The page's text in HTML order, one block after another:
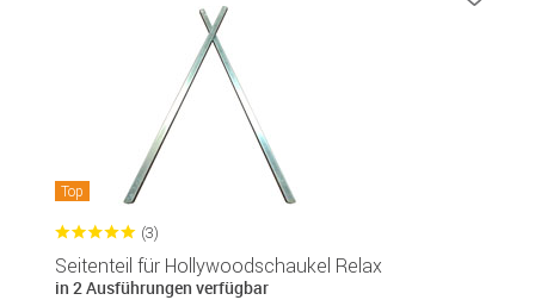
Top
(3)
Seitenteil für Hollywoodschaukel Relax
in 2 Ausführungen verfügbar